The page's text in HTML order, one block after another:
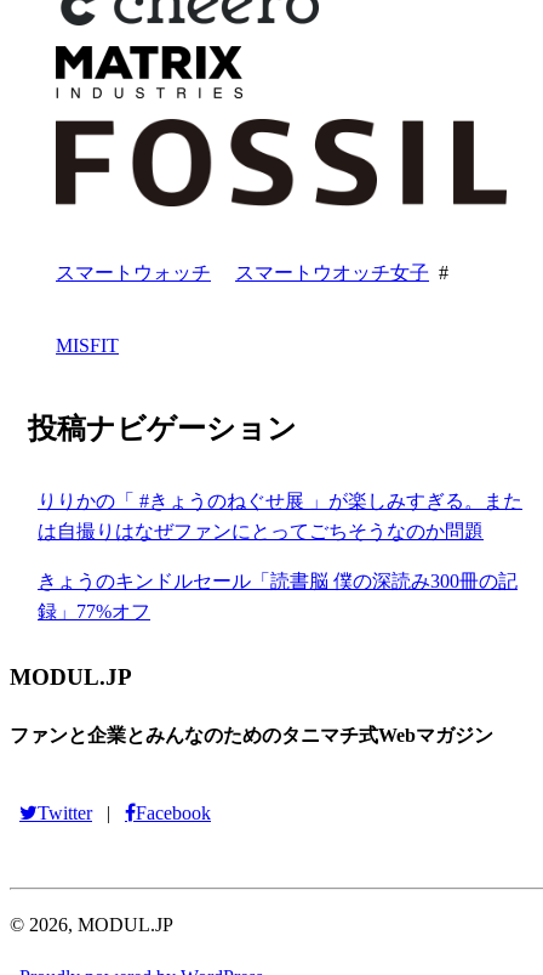
スマートウォッチ スマートウオッチ女子 #
MISFIT
投稿ナビゲーション
りりかの「 #きょうのねぐせ展 」が楽しみすぎる。また
は自撮りはなぜファンにとってごちそうなのか問題
きょうのキンドルセール「読書脳 僕の深読み300冊の記
録」77%オフ
MODUL.JP
ファンと企業とみんなのためのタニマチ式Webマガジン
Twitter | Facebook
© 2026, MODUL.JP